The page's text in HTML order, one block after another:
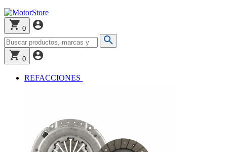
0
0
REFACCIONES